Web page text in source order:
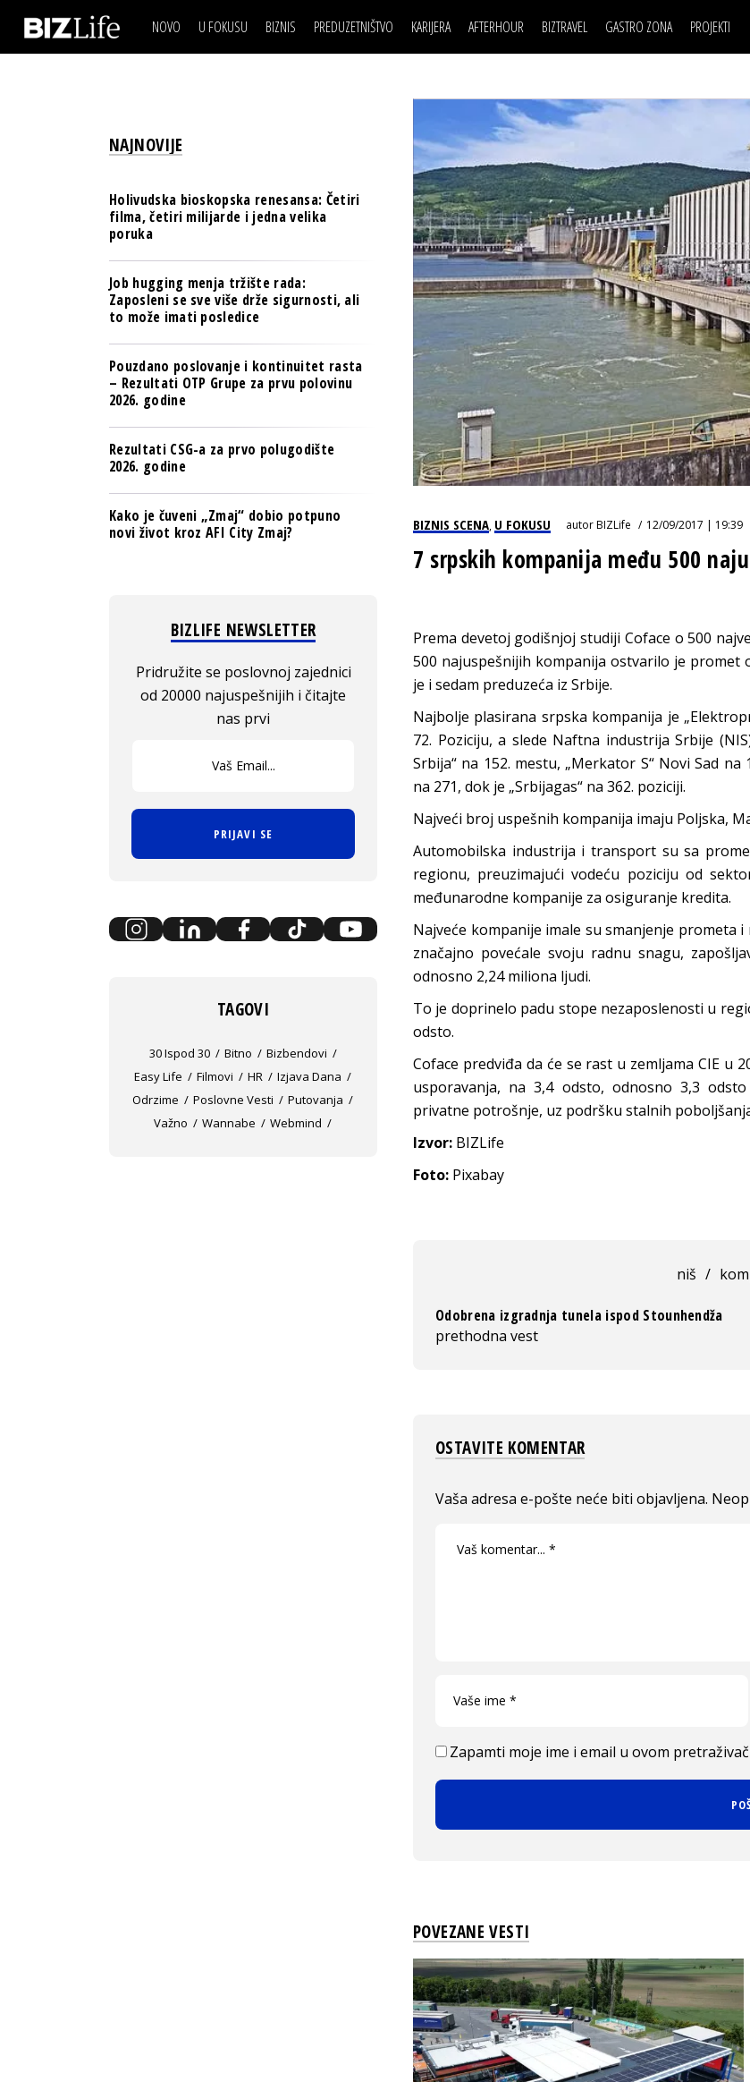
NOVO U FOKUSU BIZNIS
BREND I KOMUNIKACIJE
BANKE
TECH I AI
BIZNIS & SPORT
PULS REGIONA
NOVO NA RAFU
PREDUZETNIŠTVO KARIJERA
MOJ UGAO
USAVRŠAVANJE
KNOW-HOW
AFTERHOUR
KNJIGE
AUTO SVET
STIL
WELLBEING
BIZTRAVEL GASTRO ZONA PROJEKTI
30
BACK
BMW
IZJAVA
IZJAVA DANABIZNIS SCENA
BREND I KOMUNIKACIJE
OSIGURANJE
TECH I AI
PULS REGIONA
POSAO
MOJ UGAO
USAVRŠAVANJE
KNOW-HOW
FILM I SCENA
AUTO SVET
STIL
WELLBEING
30
BMW
IZJAVA
BIZNIS SCENA, U FOKUSU autorBIZLife 12/09/2017 | 19:39
7 srpskih kompanija među 500
Prema devetoj godišnjoj studiji Coface o 500
500 najuspešnijih kompanija ostvarilo je promet
je i sedam preduzeća iz Srbije.
Najbolje plasirana srpska kompanija je
72. Poziciju, a slede Naftna industrija Srbije
Srbija“ na 152. mestu, „Merkator S“ Novi Sad na
na 271, dok je „Srbijagas“ na 362. poziciji.
Najveći broj uspešnih kompanija imaju Poljska,
Automobilska industrija i transport su sa
regionu, preuzimajući vodeću poziciju od
međunarodne kompanije za osiguranje kredita.
Najveće kompanije imale su smanjenje prometa
značajno povećale svoju radnu snagu,
odnosno 2,24 miliona ljudi.
To je doprinelo padu stope nezaposlenosti u
odsto.
Coface predviđa da će se rast u zemljama CIE u
usporavanja, na 3,4 odsto, odnosno 3,3
privatne potrošnje, uz podršku stalnih
Izvor: BIZLife
Foto: Pixabay
niš /
Odobrena izgradnja tunela ispod Stounhendža
prethodna vest
OSTAVITE KOMENTAR
Vaša adresa e-pošte neće biti objavljena.
Zapamti moje ime i email u ovom
POVEZANE VESTI
NAJNOVIJE
Holivudska bioskopska renesansa: Četiri
filma, četiri milijarde i jedna velika
poruka
Job hugging menja tržište rada:
Zaposleni se sve više drže sigurnosti, ali
to može imati posledice
Pouzdano poslovanje i kontinuitet rasta
– Rezultati OTP Grupe za prvu polovinu
2026. godine
Rezultati CSG-a za prvo polugodište
2026. godine
Kako je čuveni „Zmaj“ dobio potpuno
novi život kroz AFI City Zmaj?
BIZLIFE NEWSLETTER
Pridružite se poslovnoj zajednici
od 20000 najuspešnijih i čitajte
nas prvi
PRIJAVI SE
TAGOVI
30 Ispod 30 Bitno
Bizbendovi
Easy Life
Filmovi HR
Izjava Dana
Odrzime
Poslovne Vesti
Putovanja
Važno
Wannabe Webmind